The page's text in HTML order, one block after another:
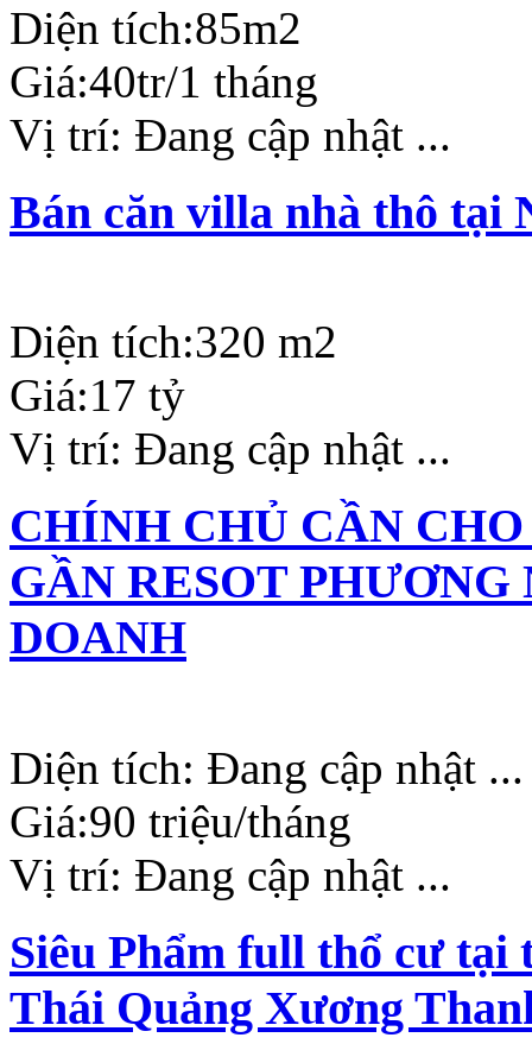
Diện tích:85m2
Giá:40tr/1 tháng
Vị trí: Đang cập nhật ...
Bán căn villa nhà thô tại
Diện tích:320 m2
Giá:17 tỷ
Vị trí: Đang cập nhật ...
CHÍNH CHỦ CẦN
GẦN RESOT
DOANH
Diện tích: Đang cập nhật ...
Giá:90 triệu/tháng
Vị trí: Đang cập nhật ...
Siêu Phẩm full thổ cư
Thái Quảng Xương